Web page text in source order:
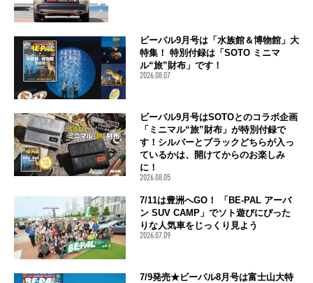
ビーパル9月号は「水族館＆博物館」大
特集！ 特別付録は「SOTO ミニマ
ル“旅”財布」です！
2026.08.07
ビーパル9月号はSOTOとのコラボ企画
「ミニマル“旅”財布」が特別付録で
す！シルバーとブラックどちらが入っ
ているかは、開けてからのお楽しみ
に！
2026.08.05
7/11は豊洲へGO！ 「BE-PAL アーバ
ン SUV CAMP」でソト遊びにぴった
りな人気車をじっくり見よう
2026.07.09
7/9発売★ビーパル8月号は富士山大特